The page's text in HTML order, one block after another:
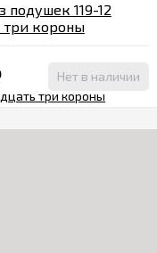
подушек 119-12
три короны
Нет в наличии